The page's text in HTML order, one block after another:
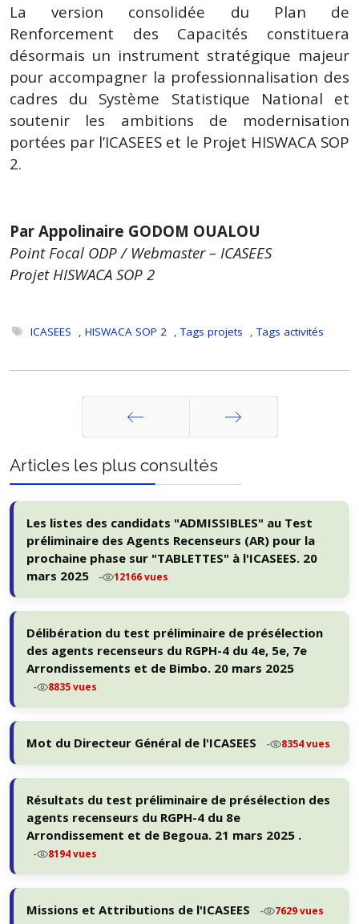
La version consolidée du Plan de
Renforcement des Capacités constituera
désormais un instrument stratégique majeur
pour accompagner la professionnalisation des
cadres du Système Statistique National et
soutenir les ambitions de modernisation
portées par l’ICASEES et le Projet HISWACA SOP
2.
Par Appolinaire GODOM OUALOU
Point Focal ODP / Webmaster – ICASEES
Projet HISWACA SOP 2
ICASEES , HISWACA SOP 2 ,Tags projets ,Tags activités
Précédent
Articles les plus consultés
Les listes des candidats "ADMISSIBLES" au Test
préliminaire des Agents Recenseurs (AR) pour la
prochaine phase sur "TABLETTES" à l'ICASEES. 20
mars 2025
- 12166 vues
Délibération du test préliminaire de présélection
des agents recenseurs du RGPH-4 du 4e, 5e, 7e
Arrondissements et de Bimbo. 20 mars 2025
- 8835 vues
Mot du Directeur Général de l'ICASEES - 8354 vues
Résultats du test préliminaire de présélection des
agents recenseurs du RGPH-4 du 8e
Arrondissement et de Begoua. 21 mars 2025 .
- 8194 vues
Missions et Attributions de l'ICASEES - 7629 vues